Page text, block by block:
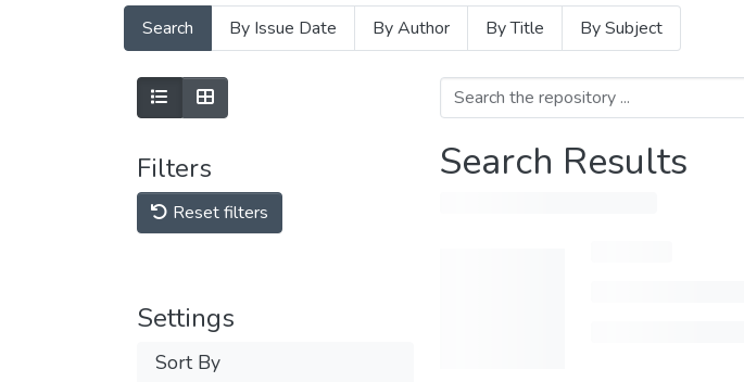
Search By Issue Date By Author By Title By Subject
Filters
Reset filters
Settings
Sort By
Search Results